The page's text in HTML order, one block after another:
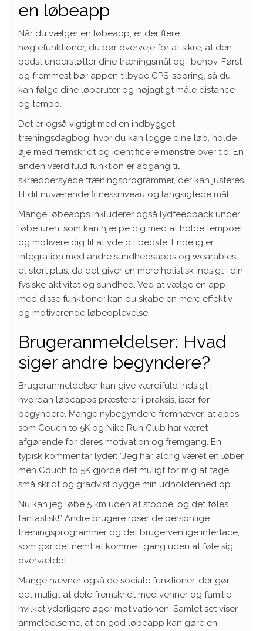
en løbeapp
Når du vælger en løbeapp, er der flere
nøglefunktioner, du bør overveje for at sikre, at den
bedst understøtter dine træningsmål og -behov. Først
og fremmest bør appen tilbyde GPS-sporing, så du
kan følge dine løberuter og nøjagtigt måle distance
og tempo.
Det er også vigtigt med en indbygget
træningsdagbog, hvor du kan logge dine løb, holde
øje med fremskridt og identificere mønstre over tid. En
anden værdifuld funktion er adgang til
skræddersyede træningsprogrammer, der kan justeres
til dit nuværende fitnessniveau og langsigtede mål.
Mange løbeapps inkluderer også lydfeedback under
løbeturen, som kan hjælpe dig med at holde tempoet
og motivere dig til at yde dit bedste. Endelig er
integration med andre sundhedsapps og wearables
et stort plus, da det giver en mere holistisk indsigt i din
fysiske aktivitet og sundhed. Ved at vælge en app
med disse funktioner kan du skabe en mere effektiv
og motiverende løbeoplevelse.
Brugeranmeldelser: Hvad
siger andre begyndere?
Brugeranmeldelser kan give værdifuld indsigt i,
hvordan løbeapps præsterer i praksis, især for
begyndere. Mange nybegyndere fremhæver, at apps
som Couch to 5K og Nike Run Club har været
afgørende for deres motivation og fremgang. En
typisk kommentar lyder: “Jeg har aldrig været en løber,
men Couch to 5K gjorde det muligt for mig at tage
små skridt og gradvist bygge min udholdenhed op.
Nu kan jeg løbe 5 km uden at stoppe, og det føles
fantastisk!” Andre brugere roser de personlige
træningsprogrammer og det brugervenlige interface,
som gør det nemt at komme i gang uden at føle sig
overvældet.
Mange nævner også de sociale funktioner, der gør
det muligt at dele fremskridt med venner og familie,
hvilket yderligere øger motivationen. Samlet set viser
anmeldelserne, at en god løbeapp kan gøre en